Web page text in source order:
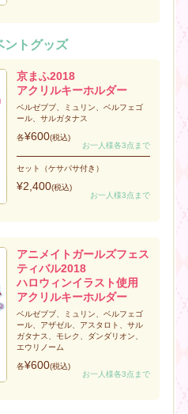
ントグッズ
京まふ2018
アクリルキーホルダー
ベルゼブブ、ミュリン、ベルフェゴ
ール、サルガタナス
各¥600(税込)
お一人様各3点まで
セット（ケサパサ付き）
¥2,400(税込)
お一人様3点まで
アニメイトガールズフェス
ティバル2018
ハロウィンイラスト使用
アクリルキーホルダー
ベルゼブブ、ミュリン、ベルフェゴ
ール、アザゼル、アスタロト、サル
ガタナス、モレク、ダンダリオン、
エウリノーム
各¥600(税込)
お一人様各3点まで